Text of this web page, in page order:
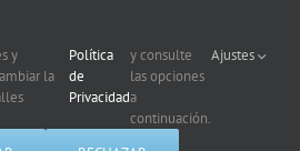
Informática | Todos los derechos
| Uso de Cookies
y
la
Política
de
Privacidad
y consulte
las opciones
a
continuación.
Ajustes